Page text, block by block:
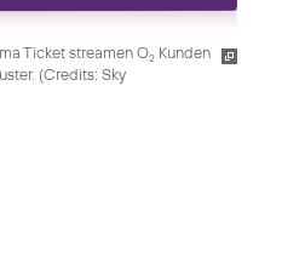
Ticket streamen O2Kunden
(Credits: Sky